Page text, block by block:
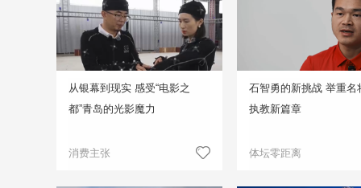
从银幕到现实 感受“电影之
都”青岛的光影魔力
消费主张
石智勇的新挑战 举重名
执教新篇章
体坛零距离